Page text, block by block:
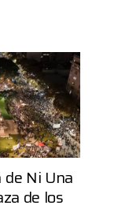
Ni Una
de los